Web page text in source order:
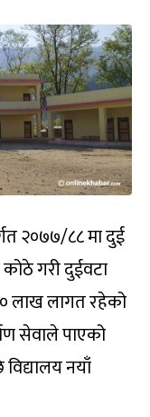
२०७७/८८ मा दुई
गरी दुईवटा
लाख लागत रहेको
सेवाले पाएको
नयाँ